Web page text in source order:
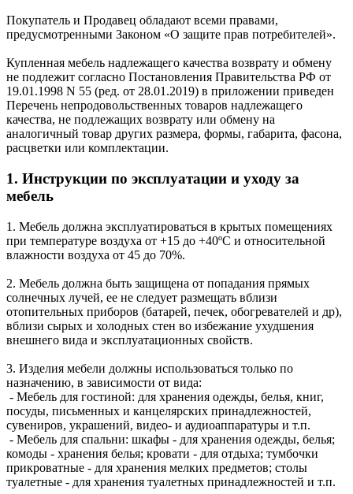
Покупатель и Продавец обладают всеми правами,
предусмотренными Законом «О защите прав потребителей».
Купленная мебель надлежащего качества возврату и обмену
не подлежит согласно Постановления Правительства РФ от
19.01.1998 N 55 (ред. от 28.01.2019) в приложении приведен
Перечень непродовольственных товаров надлежащего
качества, не подлежащих возврату или обмену на
аналогичный товар других размера, формы, габарита, фасона,
расцветки или комплектации.
1. Инструкции по эксплуатации и уходу за
мебель
1. Мебель должна эксплуатироваться в крытых помещениях
при температуре воздуха от +15 до +40ºС и относительной
влажности воздуха от 45 до 70%.
2. Мебель должна быть защищена от попадания прямых
солнечных лучей, ее не следует размещать вблизи
отопительных приборов (батарей, печек, обогревателей и др),
вблизи сырых и холодных стен во избежание ухудшения
внешнего вида и эксплуатационных свойств.
3. Изделия мебели должны использоваться только по
назначению, в зависимости от вида:
- Мебель для гостиной: для хранения одежды, белья, книг,
посуды, письменных и канцелярских принадлежностей,
сувениров, украшений, видео- и аудиоаппаратуры и т.п.
- Мебель для спальни: шкафы - для хранения одежды, белья;
комоды - хранения белья; кровати - для отдыха; тумбочки
прикроватные - для хранения мелких предметов; столы
туалетные - для хранения туалетных принадлежностей и т.п.